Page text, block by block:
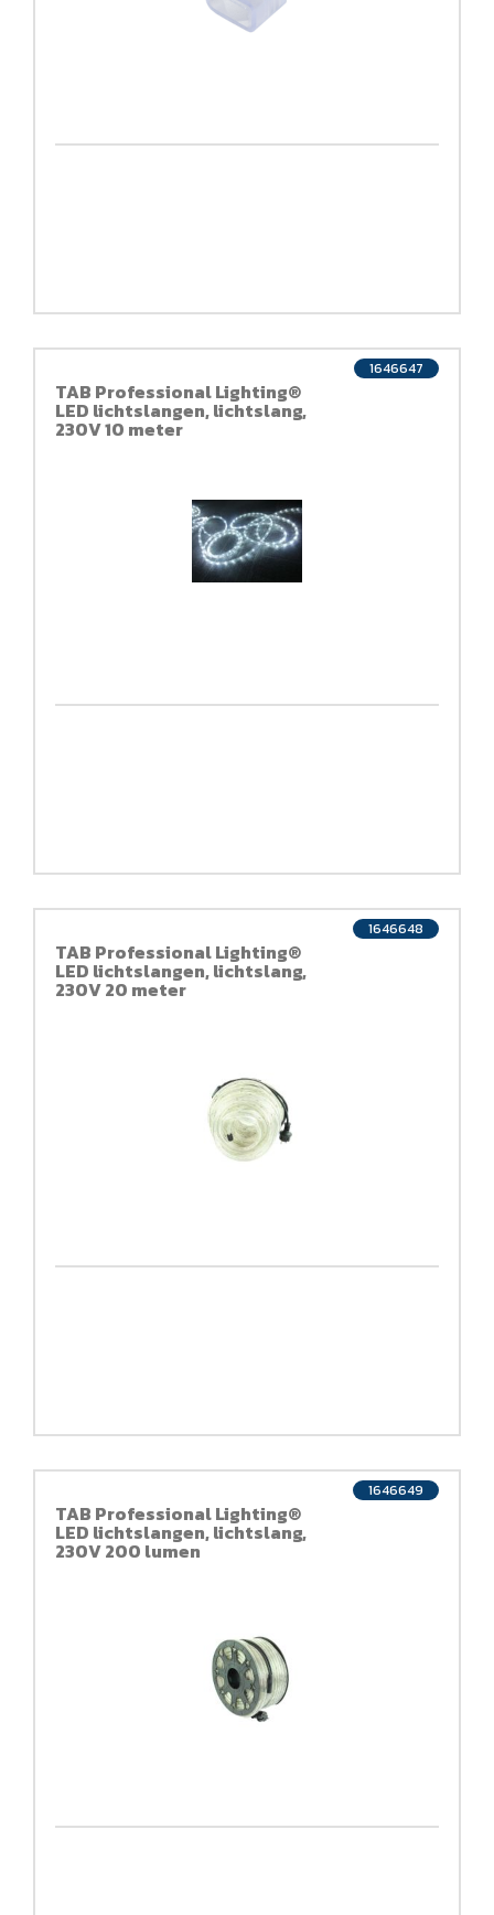
TAB Professional Lighting®
LED lichtslangen, lichtslang,
230V 10 meter
1646647
TAB Professional Lighting®
LED lichtslangen, lichtslang,
230V 20 meter
1646648
TAB Professional Lighting®
LED lichtslangen, lichtslang,
230V 200 lumen
1646649